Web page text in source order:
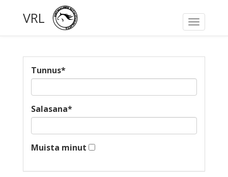
Toggle
VRL
Tunnus*
Salasana*
Muista minut